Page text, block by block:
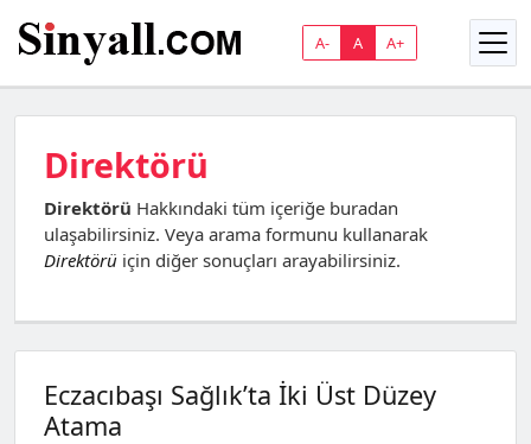
A- A A+
Direktörü
Direktörü Hakkındaki tüm içeriğe buradan
ulaşabilirsiniz. Veya arama formunu kullanarak
Direktörü için diğer sonuçları arayabilirsiniz.
Eczacıbaşı Sağlık’ta İki Üst Düzey
Atama